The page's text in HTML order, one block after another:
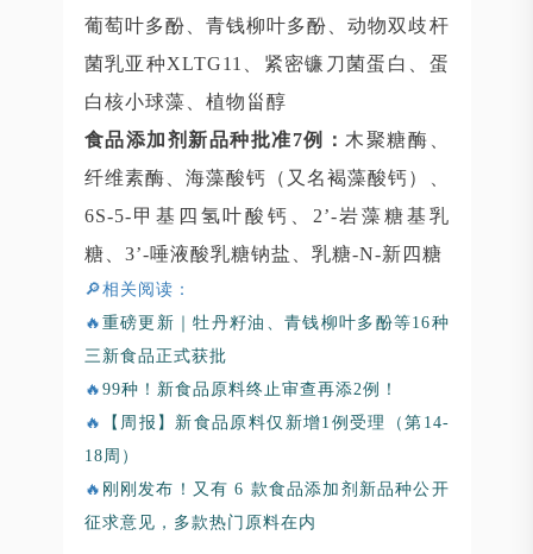
葡萄叶多酚、青钱柳叶多酚、动物双歧杆
菌乳亚种XLTG11、紧密镰刀菌蛋白、蛋
白核小球藻、植物甾醇
食品添加剂新品种批准7例： 木聚糖酶、
纤维素酶、海藻酸钙（又名褐藻酸钙）、
6S-5-甲基四氢叶酸钙、2’-岩藻糖基乳
糖、3’-唾液酸乳糖钠盐、乳糖-N-新四糖
🔎相关阅读：
🔥 重磅更新｜牡丹籽油、青钱柳叶多酚等16种
三新食品正式获批
🔥 99种！新食品原料终止审查再添2例！
🔥
【周报】新食品原料仅新增1例受理（第14-
18周）
🔥 刚刚发布！又有 6 款食品添加剂新品种公开
征求意见，多款热门原料在内